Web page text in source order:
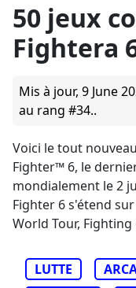
50 jeux
Fightera
Mis à jour, 9 June
au rang #34..
Voici le tout
Fighter™ 6, le
mondialement le 2
Fighter 6 s'étend
World Tour,
LUTTE